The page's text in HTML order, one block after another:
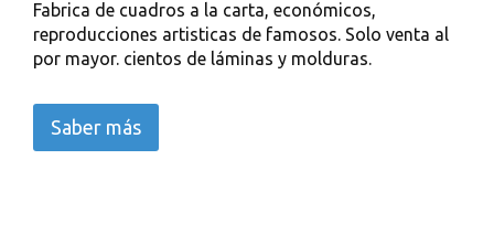
Fabrica de cuadros a la carta, económicos,
reproducciones artisticas de famosos. Solo venta al
por mayor. cientos de láminas y molduras.
Saber más